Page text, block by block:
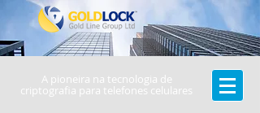
A pioneira na tecnologia de
criptografia para telefones celulares